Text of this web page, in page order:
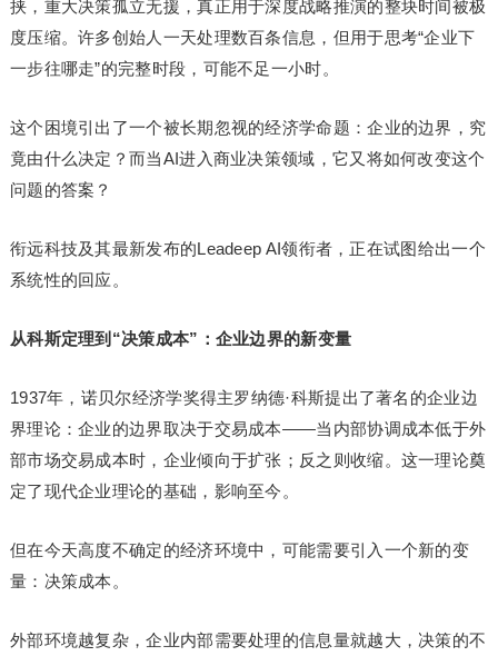
挟，重大决策孤立无援，真正用于深度战略推演的整块时间被极
度压缩。许多创始人一天处理数百条信息，但用于思考“企业下
一步往哪走”的完整时段，可能不足一小时。
这个困境引出了一个被长期忽视的经济学命题：企业的边界，究
竟由什么决定？而当AI进入商业决策领域，它又将如何改变这个
问题的答案？
衔远科技及其最新发布的Leadeep AI领衔者，正在试图给出一个
系统性的回应。
从科斯定理到“决策成本”：企业边界的新变量
1937年，诺贝尔经济学奖得主罗纳德·科斯提出了著名的企业边
界理论：企业的边界取决于交易成本——当内部协调成本低于外
部市场交易成本时，企业倾向于扩张；反之则收缩。这一理论奠
定了现代企业理论的基础，影响至今。
但在今天高度不确定的经济环境中，可能需要引入一个新的变
量：决策成本。
外部环境越复杂，企业内部需要处理的信息量就越大，决策的不